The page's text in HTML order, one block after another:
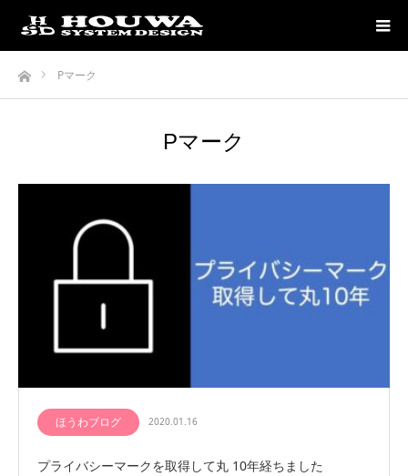
ホームPマーク
Pマーク
ほうわブログ 2020.01.16
プライバシーマークを取得して丸 10年経ちました